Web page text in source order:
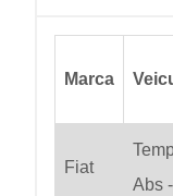
Marca
Fiat
Abs